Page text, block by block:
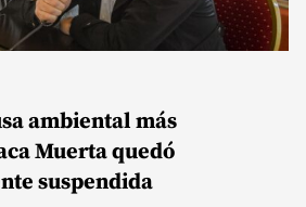
ambiental más
Muerta quedó
suspendida